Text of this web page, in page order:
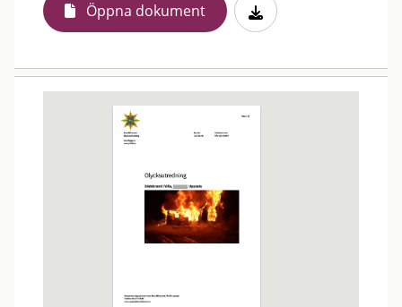
Öppna dokument